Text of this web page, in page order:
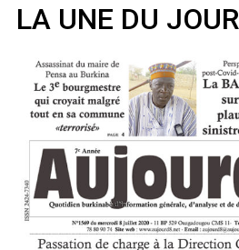
LA UNE DU JOUR